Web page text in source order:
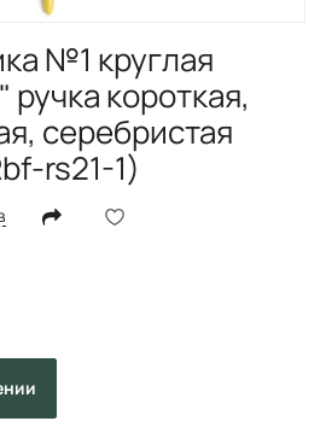
№1 круглая
короткая,
серебристая
rs21-1)